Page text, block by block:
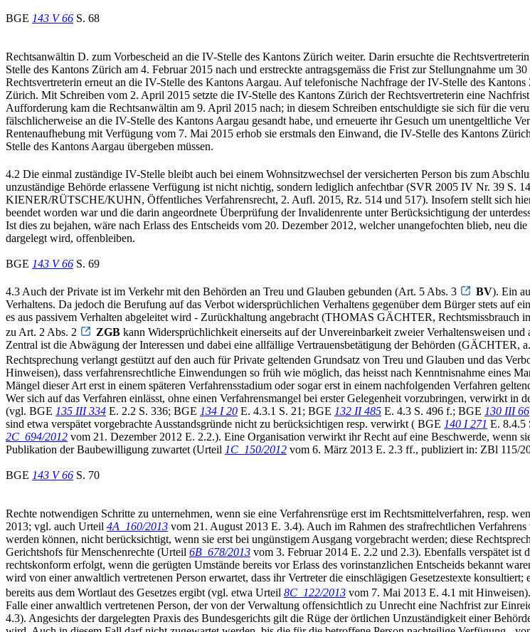
BGE 143 V 66 S. 68
Rechtsanwältin D. zum Vorbescheid an die IV-Stelle des Kantons Zürich weiter. Darin ersuchte die
Stelle des Kantons Zürich am 4. Februar 2015 nach und erstreckte antragsgemäss die Frist zur Stellungnahme um
Rechtsvertreterin erneut an die IV-Stelle des Kantons Aargau. Auf telefonische Nachfrage der IV-Stelle des
Zürich. Mit Schreiben vom 2. April 2015 setzte die IV-Stelle des Kantons Zürich der Rechtsvertreterin eine
Aufforderung kam die Rechtsanwältin am 9. April 2015 nach; in diesem Schreiben entschuldigte sie sich für die
fälschlicherweise an die IV-Stelle des Kantons Aargau gesandt habe, und erneuerte ihr Gesuch um unentgeltliche
Rentenaufhebung mit Verfügung vom 7. Mai 2015 erhob sie erstmals den Einwand, die IV-Stelle des Kantons
Stelle des Kantons Aargau übergeben müssen.
4.2 Die einmal zuständige IV-Stelle bleibt auch bei einem Wohnsitzwechsel der versicherten Person bis zum
unzuständige Behörde erlassene Verfügung ist nicht nichtig, sondern lediglich anfechtbar (SVR 2005 IV Nr. 39 S.
KIENER/RÜTSCHE/KUHN, Öffentliches Verfahrensrecht, 2. Aufl. 2015, Rz. 514 und 517). Insofern stellt sich
beendet worden war und die darin angeordnete Überprüfung der Invalidenrente unter Berücksichtigung der
Ist dies zu bejahen, wäre nach Erlass des Entscheids vom 20. Dezember 2012, welcher unangefochten blieb, neu
dargelegt wird, offenbleiben.
BGE 143 V 66 S. 69
4.3 Auch der Private ist im Verkehr mit den Behörden an Treu und Glauben gebunden (Art. 5 Abs. 3 BV). Ein
Verhaltens. Da jedoch die Berufung auf das Verbot widersprüchlichen Verhaltens gegenüber dem Bürger stets auf
es aus passivem Verhalten abgeleitet wird - Zurückhaltung angebracht (THOMAS GÄCHTER,
zu Art. 2 Abs. 2
ZGB kann Widersprüchlichkeit einerseits auf der Unvereinbarkeit zweier Verhaltensweisen
Zentral ist die Abwägung der Interessen und dabei eine allfällige Vertrauensbetätigung der Behörden (GÄCHTER,
Rechtsprechung verlangt gestützt auf den auch für Private geltenden Grundsatz von Treu und Glauben und das
Hinweisen), dass verfahrensrechtliche Einwendungen so früh wie möglich, das heisst nach Kenntnisnahme eines
Mängel dieser Art erst in einem späteren Verfahrensstadium oder sogar erst in einem nachfolgenden Verfahren
Wer sich auf das Verfahren einlässt, ohne einen Verfahrensmangel bei erster Gelegenheit vorzubringen, verwirkt
(vgl. BGE 135 III 334 E. 2.2 S. 336; BGE 134 I 20 E. 4.3.1 S. 21; BGE 132 II 485 E. 4.3 S. 496 f.; BGE 130 III 66
sind etwa verspätet vorgebrachte Ausstandsgründe nicht zu berücksichtigen resp. verwirkt ( BGE 140 I 271 E. 8.4.5
2C_694/2012 vom 21. Dezember 2012 E. 2.2.). Eine Organisation verwirkt ihr Recht auf eine Beschwerde, wenn
Publikation der Baubewilligung zuwartet (Urteil 1C_150/2012 vom 6. März 2013 E. 2.3 ff., publiziert in: ZBl 115/
BGE 143 V 66 S. 70
Rechte notwendigen Schritte zu unternehmen, wenn sie eine Verfahrensrüge erst im Rechtsmittelverfahren, resp.
2013; vgl. auch Urteil 4A_160/2013 vom 21. August 2013 E. 3.4). Auch im Rahmen des strafrechtlichen
werden können, nicht berücksichtigt, wenn sie erst bei ungünstigem Ausgang vorgebracht werden; diese
Gerichtshofs für Menschenrechte (Urteil 6B_678/2013 vom 3. Februar 2014 E. 2.2 und 2.3). Ebenfalls verspätet
rechtskonform erfolgt, wenn die gerügten Umstände bereits vor Erlass des vorinstanzlichen Entscheids bekannt
wird von einer anwaltlich vertretenen Person erwartet, dass ihr Vertreter die einschlägigen Gesetzestexte
bereits aus dem Wortlaut des Gesetzes ergibt (vgl. etwa Urteil 8C_122/2013 vom 7. Mai 2013 E. 4.1 mit
Falle einer anwaltlich vertretenen Person, der von der Verwaltung offensichtlich zu Unrecht eine Nachfrist zur
4.3). Angesichts der dargelegten Praxis des Bundesgerichts gilt die Rüge der örtlichen Unzuständigkeit einer